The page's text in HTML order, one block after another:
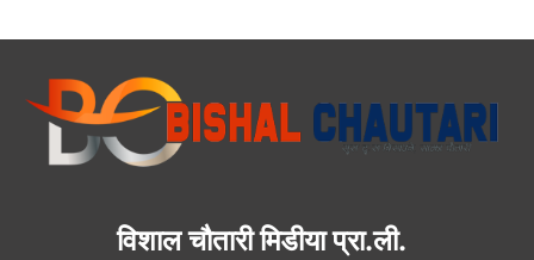
विशाल चौतारी मिडीया प्रा.ली.